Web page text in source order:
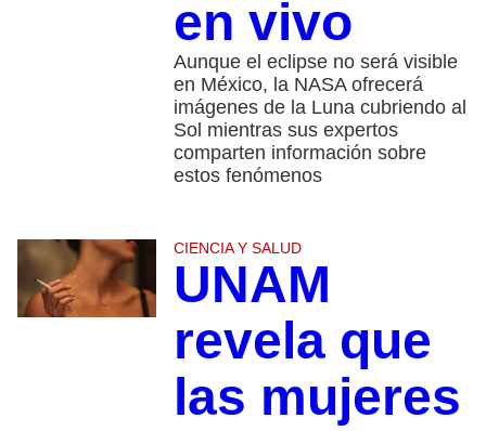
en vivo
Aunque el eclipse no será visible
en México, la NASA ofrecerá
imágenes de la Luna cubriendo al
Sol mientras sus expertos
comparten información sobre
estos fenómenos
CIENCIA Y SALUD
UNAM
revela que
las mujeres